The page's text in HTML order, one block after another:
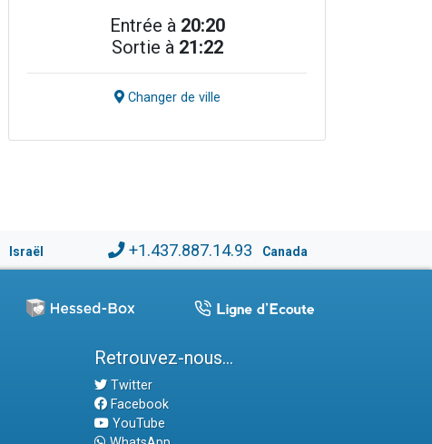
Entrée à 20:20
Sortie à 21:22
Changer de ville
Israël +1.437.887.14.93 Canada
Retrouvez-nous...
Twitter
Facebook
YouTube